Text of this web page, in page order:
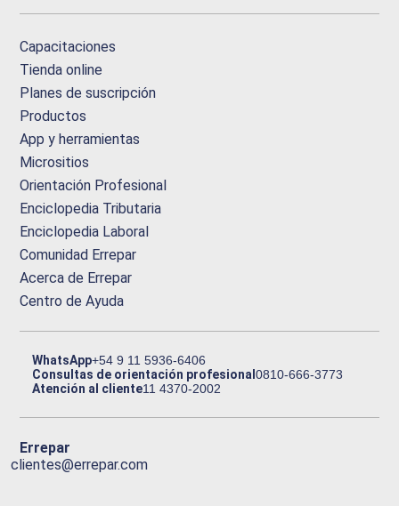
Capacitaciones
Tienda online
Planes de suscripción
Productos
App y herramientas
Micrositios
Orientación Profesional
Enciclopedia Tributaria
Enciclopedia Laboral
Comunidad Errepar
Acerca de Errepar
Centro de Ayuda
WhatsApp+54 9 11 5936-6406
Consultas de orientación profesional0810-666-3773
Atención al cliente11 4370-2002
Errepar
clientes@errepar.com